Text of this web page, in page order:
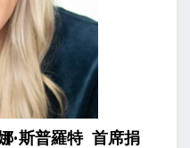
·斯普羅特 首席捐